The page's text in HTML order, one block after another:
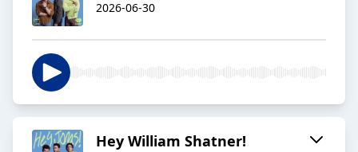
2026-06-30
Hey William Shatner!